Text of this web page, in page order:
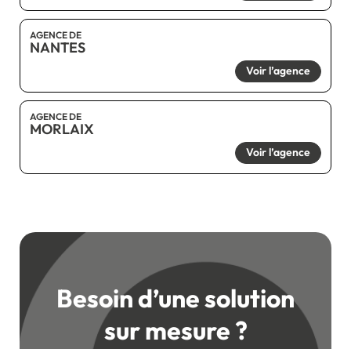
AGENCE DE
NANTES
Voir l’agence
AGENCE DE
MORLAIX
Voir l’agence
Besoin d’une solution
sur mesure ?